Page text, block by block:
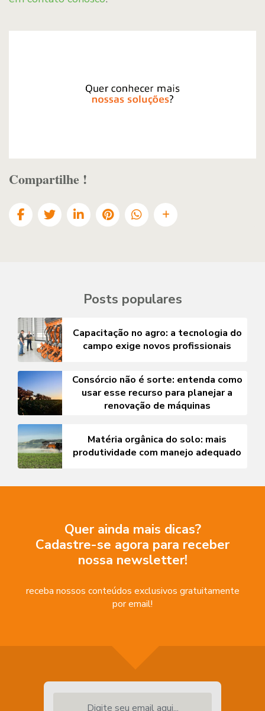
Compartilhe !
Posts populares
Capacitação no agro: a tecnologia do
campo exige novos profissionais
Consórcio não é sorte: entenda como
usar esse recurso para planejar a
renovação de máquinas
Matéria orgânica do solo: mais
produtividade com manejo adequado
Quer ainda mais dicas?
Cadastre-se agora para receber
nossa newsletter!
receba nossos conteúdos exclusivos gratuitamente
por email!